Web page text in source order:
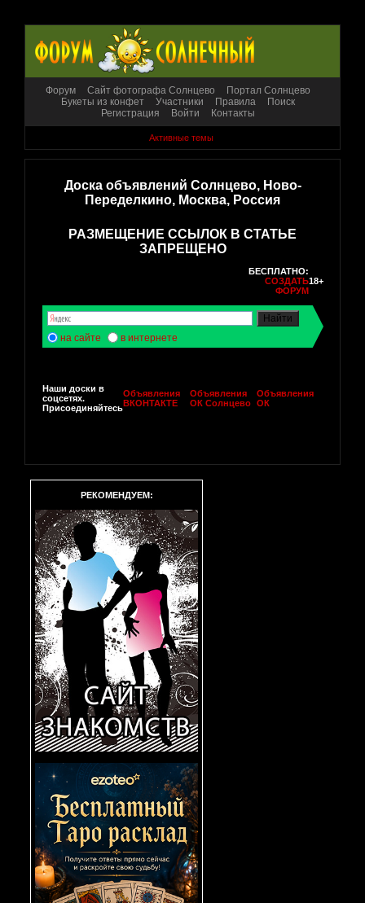
Форум Сайт фотографа Солнцево
Портал Солнцево
Букеты из конфет
Участники Правила
Поиск
Регистрация
Войти Контакты
Активные темы
Доска объявлений Солнцево, Ново-
Переделкино, Москва, Россия
РАЗМЕЩЕНИЕ ССЫЛОК В СТАТЬЕ
ЗАПРЕЩЕНО
БЕСПЛАТНО:
СОЗДАТЬ
ФОРУМ
18+
на сайте в интернете
Наши доски в
соцсетях.
Присоединяйтесь
Объявления
ВКОНТАКТЕ
Объявления
ОК Солнцево
Объявления
ОК
РЕКОМЕНДУЕМ: